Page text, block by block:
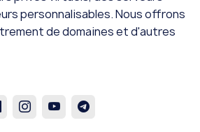
personnalisables. Nous offrons
de domaines et d'autres